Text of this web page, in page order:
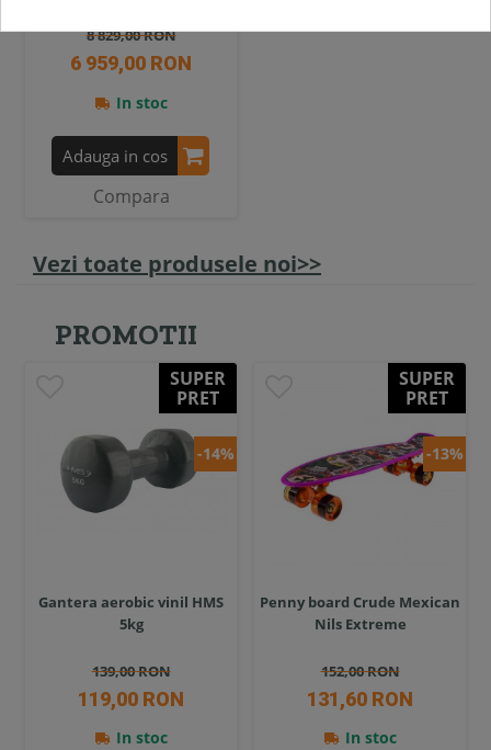
8 829,00 RON
6 959,00 RON
In stoc
Adauga in cos
Compara
Vezi toate produsele noi>>
PROMOTII
SUPER
PRET
-14%
Gantera aerobic vinil HMS
5kg
139,00 RON
119,00 RON
In stoc
SUPER
PRET
-13%
Penny board Crude Mexican
Nils Extreme
152,00 RON
131,60 RON
In stoc